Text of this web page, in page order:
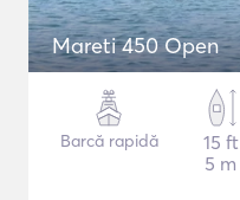
Mareti 450 Open
Barcă rapidă
15 ft
5 m